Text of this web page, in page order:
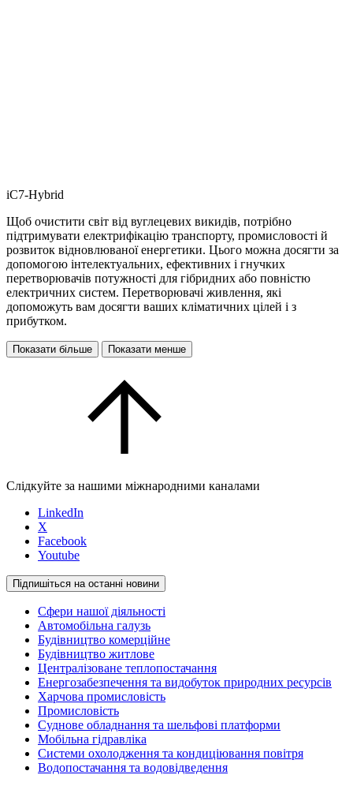
iC7-Hybrid
Щоб очистити світ від вуглецевих викидів, потрібно
підтримувати електрифікацію транспорту, промисловості й
розвиток відновлюваної енергетики. Цього можна досягти за
допомогою інтелектуальних, ефективних і гнучких
перетворювачів потужності для гібридних або повністю
електричних систем. Перетворювачі живлення, які
допоможуть вам досягти ваших кліматичних цілей і з
прибутком.
Показати більше Показати менше
Слідкуйте за нашими міжнародними каналами
LinkedIn
X
Facebook
Youtube
Підпишіться на останні новини
Сфери нашої діяльності
Автомобільна галузь
Будівництво комерційне
Будівництво житлове
Централізоване теплопостачання
Енергозабезпечення та видобуток природних ресурсів
Харчова промисловість
Промисловість
Суднове обладнання та шельфові платформи
Мобільна гідравліка
Системи охолодження та кондиціювання повітря
Водопостачання та водовідведення